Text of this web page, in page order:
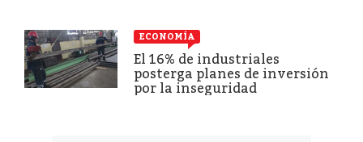
ECONOMÍA
El 16% de industriales
posterga planes de inversión
por la inseguridad